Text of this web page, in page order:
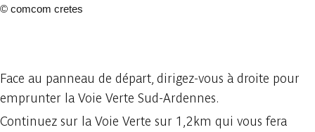
© comcom cretes
Face au panneau de départ, dirigez-vous à droite pour
emprunter la Voie Verte Sud-Ardennes.
Continuez sur la Voie Verte sur 1,2km qui vous fera